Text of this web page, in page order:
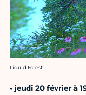
Crédit photo :
Liquid Forest
• jeudi 20 févrierà